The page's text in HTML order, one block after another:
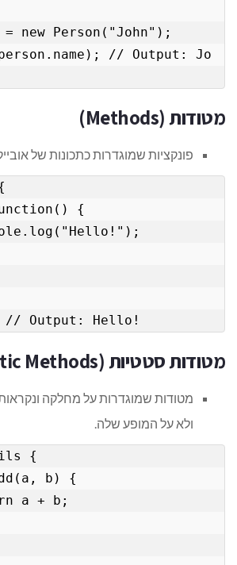
new Person("John");
// Output: Jo
מטודות (Methods)
פונקציות שמוגדרות כתכונות של
Output: Hello!
מטודות סטטיות (Static Methods)
מטודות שמוגדרות על מחלקה
ולא על המופע שלה.
{